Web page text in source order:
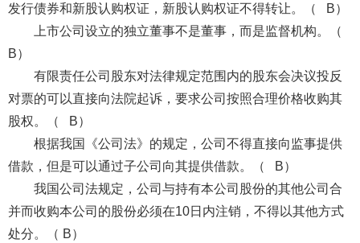
发行债券和新股认购权证，新股认购权证不得转让。（ B）
上市公司设立的独立董事不是董事，而是监督机构。（
B）
有限责任公司股东对法律规定范围内的股东会决议投反
对票的可以直接向法院起诉，要求公司按照合理价格收购其
股权。（ B）
根据我国《公司法》的规定，公司不得直接向监事提供
借款，但是可以通过子公司向其提供借款。（ B）
我国公司法规定，公司与持有本公司股份的其他公司合
并而收购本公司的股份必须在10日内注销，不得以其他方式
处分。（ B）